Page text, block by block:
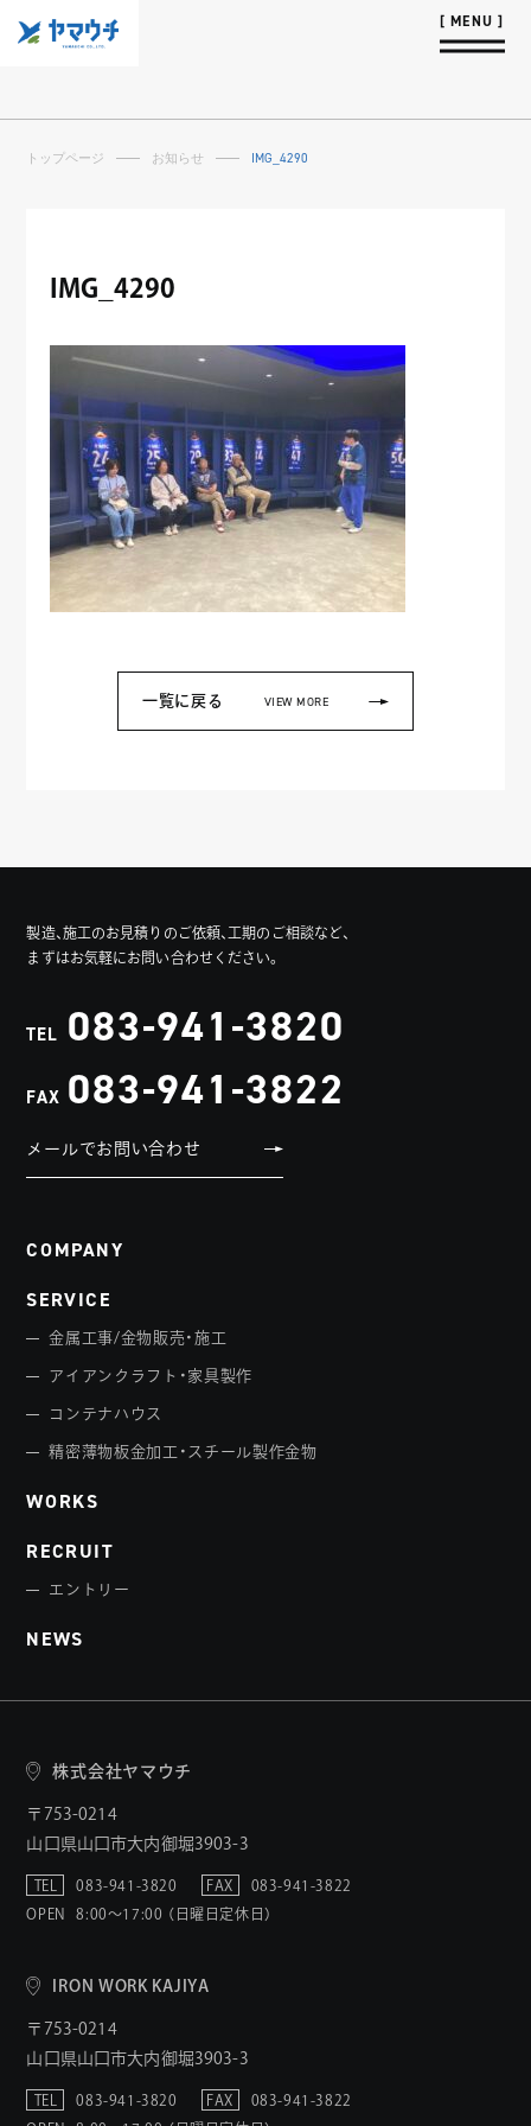
トップページ お知らせ IMG_4290
IMG_4290
一覧に戻る VIEW MORE
製造、施工のお見積りのご依頼、工期のご相談など、
まずはお気軽にお問い合わせください。
TEL 083-941-3820
FAX 083-941-3822
メールでお問い合わせ
COMPANY
SERVICE
金属工事/金物販売・施工
アイアンクラフト・家具製作
コンテナハウス
精密薄物板金加工・スチール製作金物
WORKS
RECRUIT
エントリー
NEWS
株式会社ヤマウチ
〒753-0214
山口県山口市大内御堀3903-3
TEL 083-941-3820 FAX
083-941-3822
OPEN
8:00〜17:00 （日曜日定休日）
IRON WORK KAJIYA
〒753-0214
山口県山口市大内御堀3903-3
TEL 083-941-3820 FAX
083-941-3822